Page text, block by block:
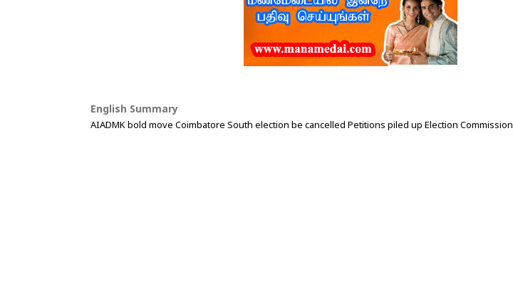
English Summary
AIADMK bold move Coimbatore South election be cancelled Petitions piled up Election Commission